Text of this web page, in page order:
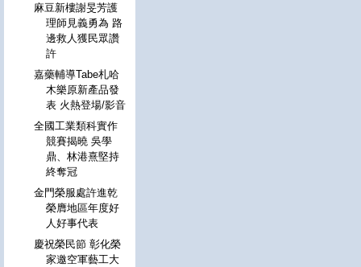
麻豆新樓謝旻芳護
理師見義勇為 路
邊救人獲民眾讚
許
嘉藥輔導Tabe札哈
木樂原新產品發
表 火熱登場/影音
全國工業類科實作
競賽揭曉 吳學
鼎、林港熹堅持
終奪冠
金門榮服處許進乾
榮膺地區年度好
人好事代表
慶祝榮民節 彰化榮
家邀空軍藝工大